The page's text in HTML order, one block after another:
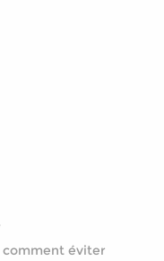
comment éviter